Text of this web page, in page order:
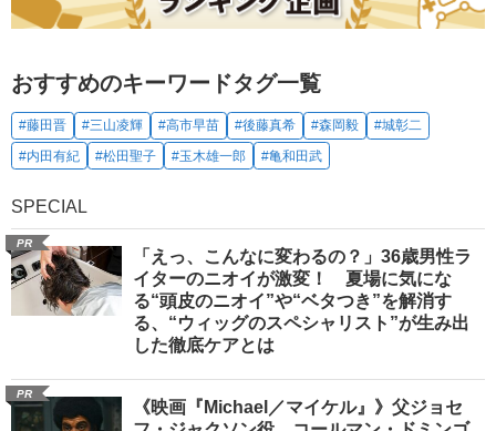
おすすめのキーワードタグ一覧
#藤田晋 #三山凌輝 #高市早苗 #後藤真希 #森岡毅
#城彰二
#内田有紀
#松田聖子 #玉木雄一郎 #亀和田武
SPECIAL
PR
「えっ、こんなに変わるの？」36歳男性ラ
イターのニオイが激変！ 夏場に気にな
る“頭皮のニオイ”や“ベタつき”を解消す
る、“ウィッグのスペシャリスト”が生み出
した徹底ケアとは
PR
《映画『Michael／マイケル』》父ジョセ